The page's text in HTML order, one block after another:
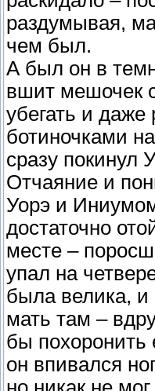
раздумывая,
чем был.
А был он в
вшит мешочек
убегать и даже
ботиночками
сразу покинул
Отчаяние и
Уорэ и
достаточно
месте –
упал на
была велика, и
мать там –
бы похоронить
он впивался